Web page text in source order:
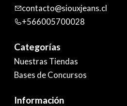
contacto@siouxjeans.cl
+566005700028
Categorías
Nuestras Tiendas
Bases de Concursos
Información